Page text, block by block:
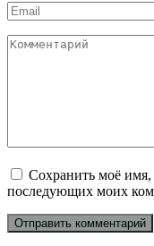
Email
*
Комментарий
Сохранить моё имя,
последующих моих